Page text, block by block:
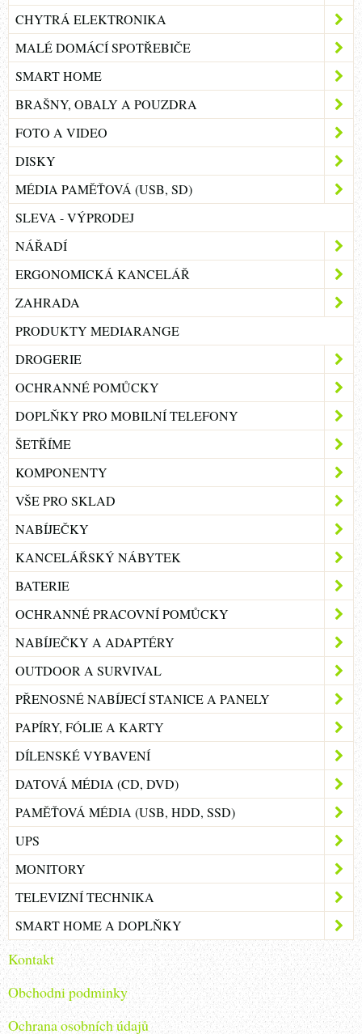
CHYTRÁ ELEKTRONIKA
MALÉ DOMÁCÍ SPOTŘEBIČE
SMART HOME
BRAŠNY, OBALY A POUZDRA
FOTO A VIDEO
DISKY
MÉDIA PAMĚŤOVÁ (USB, SD)
SLEVA - VÝPRODEJ
NÁŘADÍ
ERGONOMICKÁ KANCELÁŘ
ZAHRADA
PRODUKTY MEDIARANGE
DROGERIE
OCHRANNÉ POMŮCKY
DOPLŇKY PRO MOBILNÍ TELEFONY
ŠETŘÍME
KOMPONENTY
VŠE PRO SKLAD
NABÍJEČKY
KANCELÁŘSKÝ NÁBYTEK
BATERIE
OCHRANNÉ PRACOVNÍ POMŮCKY
NABÍJEČKY A ADAPTÉRY
OUTDOOR A SURVIVAL
PŘENOSNÉ NABÍJECÍ STANICE A PANELY
PAPÍRY, FÓLIE A KARTY
DÍLENSKÉ VYBAVENÍ
DATOVÁ MÉDIA (CD, DVD)
PAMĚŤOVÁ MÉDIA (USB, HDD, SSD)
UPS
MONITORY
TELEVIZNÍ TECHNIKA
SMART HOME A DOPLŇKY
Kontakt
Obchodni podminky
Ochrana osobních údajů